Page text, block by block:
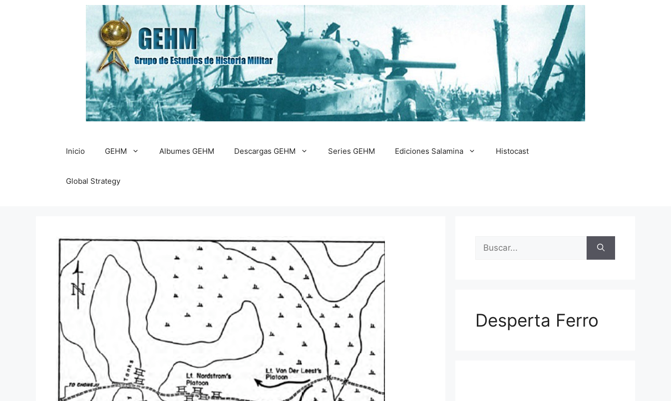
Inicio GEHM Albumes GEHM Descargas GEHM Series GEHM Ediciones Salamina Histocast
Global Strategy
Buscar:
Desperta Ferro